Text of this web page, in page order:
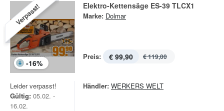
Verpasst!
-16%
Elektro-Kettensäge ES-39 TLCX1
Marke: Dolmar
Preis: € 99,90 € 119,00
Leider verpasst!
Gültig: 05.02. -
16.02.
Händler: WERKERS WELT